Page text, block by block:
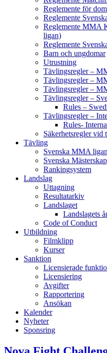
Reglemente för
Reglemente
Reglemente MMA
ligan)
Reglemente
Barn och ungdomar
Utrustning
Tävlingsregler –
Tävlingsregler –
Tävlingsregler –
Tävlingsregler –
Rules –
Tävlingsregler –
Rules-
Säkerhetsregler vid
Tävling
Svenska MMA ligan
Svenska
Rankingsystem
Landslag
Uttagning
Resultatarkiv
Landslaget
Landslagets
Code of Conduct
Utbildning
Filmklipp
Kurser
Sanktion
Licensierade
Licensiering
Avgifter
Rapportering
Ansökan
Kalender
Nyheter
Sponsring